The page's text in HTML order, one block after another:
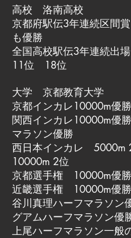
高校 洛南高校
京都府駅伝3年連続区間
も優勝
全国高校駅伝3年連続
11位 18位
大学 京都教育大学
京都インカレ10000m優勝
関西インカレ10000m優
マラソン優勝
西日本インカレ 5000m
10000m 2位
京都選手権 10000m優勝
近畿選手権 10000m優勝
谷川真理ハーフマラソン
グアムハーフマラソン優
上尾ハーフマラソン一般